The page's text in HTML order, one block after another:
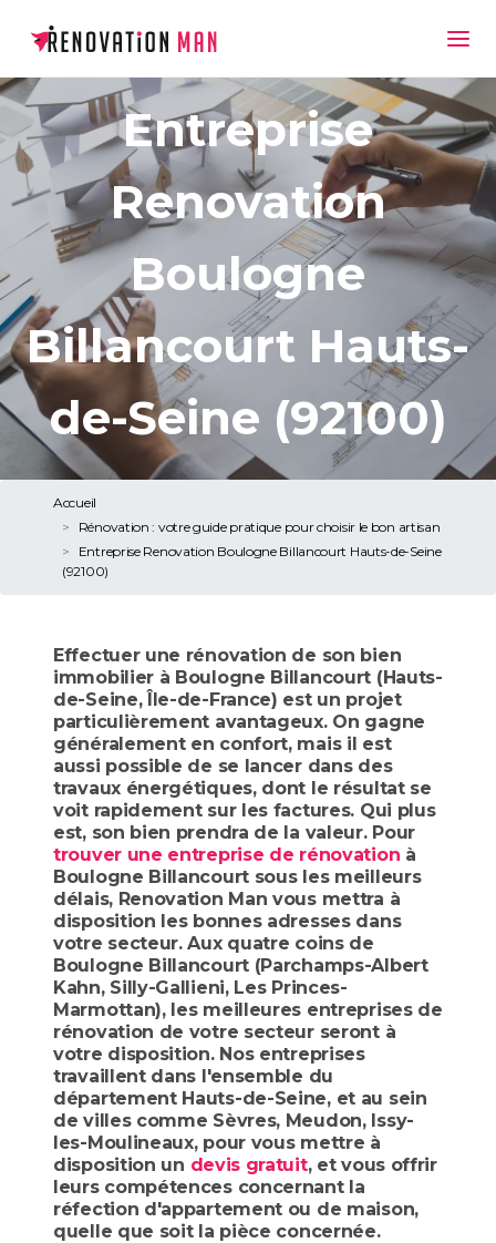
Entreprise
Renovation
Boulogne
Billancourt Hauts-
de-Seine (92100)
Accueil
Rénovation : votre guide pratique pour choisir le bon artisan
Entreprise Renovation Boulogne Billancourt Hauts-de-Seine
(92100)
Effectuer une rénovation de son bien
immobilier à Boulogne Billancourt (Hauts-
de-Seine, Île-de-France) est un projet
particulièrement avantageux. On gagne
généralement en confort, mais il est
aussi possible de se lancer dans des
travaux énergétiques, dont le résultat se
voit rapidement sur les factures. Qui plus
est, son bien prendra de la valeur. Pour
trouver une entreprise de rénovation à
Boulogne Billancourt sous les meilleurs
délais, Renovation Man vous mettra à
disposition les bonnes adresses dans
votre secteur. Aux quatre coins de
Boulogne Billancourt (Parchamps-Albert
Kahn, Silly-Gallieni, Les Princes-
Marmottan), les meilleures entreprises de
rénovation de votre secteur seront à
votre disposition. Nos entreprises
travaillent dans l'ensemble du
département Hauts-de-Seine, et au sein
de villes comme Sèvres, Meudon, Issy-
les-Moulineaux, pour vous mettre à
disposition un devis gratuit, et vous offrir
leurs compétences concernant la
réfection d'appartement ou de maison,
quelle que soit la pièce concernée.